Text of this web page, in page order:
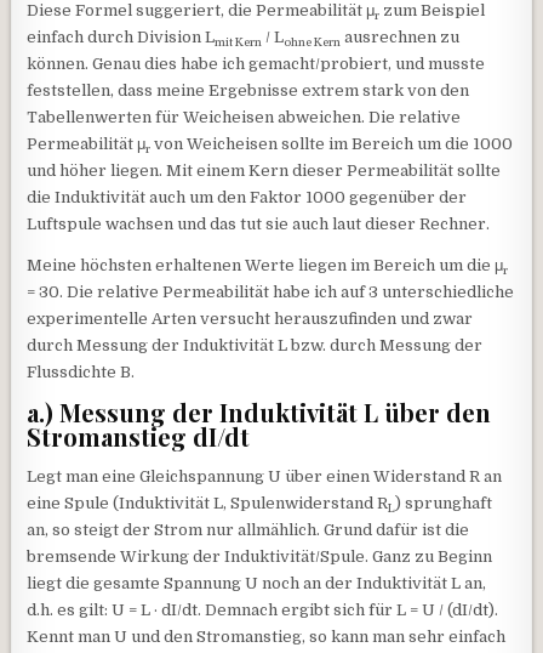
Diese Formel suggeriert, die Permeabilität μr zum Beispiel
einfach durch Division Lmit Kern / Lohne Kern ausrechnen zu
können. Genau dies habe ich gemacht/probiert, und musste
feststellen, dass meine Ergebnisse extrem stark von den
Tabellenwerten für Weicheisen abweichen. Die relative
Permeabilität μr von Weicheisen sollte im Bereich um die 1000
und höher liegen. Mit einem Kern dieser Permeabilität sollte
die Induktivität auch um den Faktor 1000 gegenüber der
Luftspule wachsen und das tut sie auch laut dieser Rechner.
Meine höchsten erhaltenen Werte liegen im Bereich um die μr
= 30. Die relative Permeabilität habe ich auf 3 unterschiedliche
experimentelle Arten versucht herauszufinden und zwar
durch Messung der Induktivität L bzw. durch Messung der
Flussdichte B.
a.) Messung der Induktivität L über den
Stromanstieg dI/dt
Legt man eine Gleichspannung U über einen Widerstand R an
eine Spule (Induktivität L, Spulenwiderstand RL) sprunghaft
an, so steigt der Strom nur allmählich. Grund dafür ist die
bremsende Wirkung der Induktivität/Spule. Ganz zu Beginn
liegt die gesamte Spannung U noch an der Induktivität L an,
d.h. es gilt: U = L · dI/dt. Demnach ergibt sich für L = U / (dI/dt).
Kennt man U und den Stromanstieg, so kann man sehr einfach